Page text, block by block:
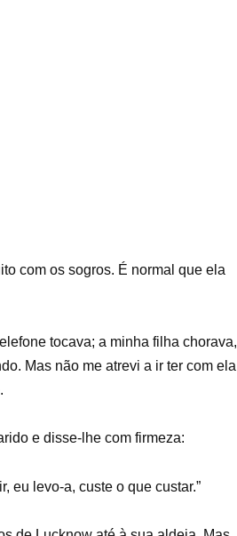
com os sogros. É normal que ela
tocava; a minha filha chorava,
Mas não me atrevi a ir ter com ela
e disse-lhe com firmeza:
eu levo-a, custe o que custar.”